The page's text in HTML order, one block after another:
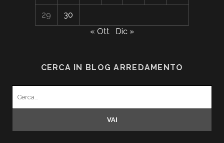
29
30
« Ott
Dic »
CERCA IN BLOG ARREDAMENTO